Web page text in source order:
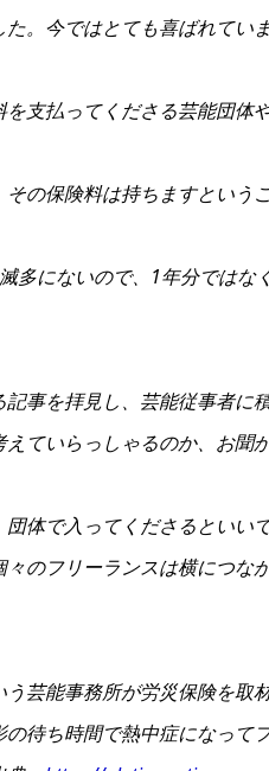
。今ではとても喜ばれていま
支払ってくださる芸能団体
保険料は持ちますという
にないので、1年分ではな
を拝見し、芸能従事者に
ていらっしゃるのか、お聞
で入ってくださるといい
のフリーランスは横につ
芸能事務所が労災保険を
待ち時間で熱中症になっ